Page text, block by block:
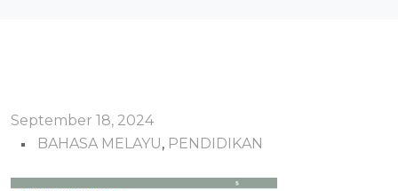
September 18, 2024
BAHASA MELAYU, PENDIDIKAN